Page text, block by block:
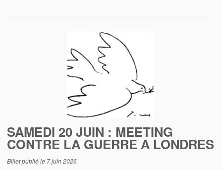
SAMEDI 20 JUIN : MEETING
CONTRE LA GUERRE A LONDRES
Billet publié le 7 juin 2026